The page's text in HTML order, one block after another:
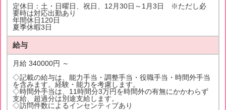
定休日：土・日曜日、祝日、12月30日～1月3日 ※ただし必
要時は対応出勤あり
年間休日120日
夏季休暇3日
給与
月給 340000円 ～
◇記載の給与は、能力手当・調整手当・役職手当・時間外手当
を含みます。経験・能力を考慮します。
◇時間外手当は、11時間分3万円を時間外の有無にかかわらず
支給、超過分は別途支給します。
◇訪問件数によるインセンティブあり